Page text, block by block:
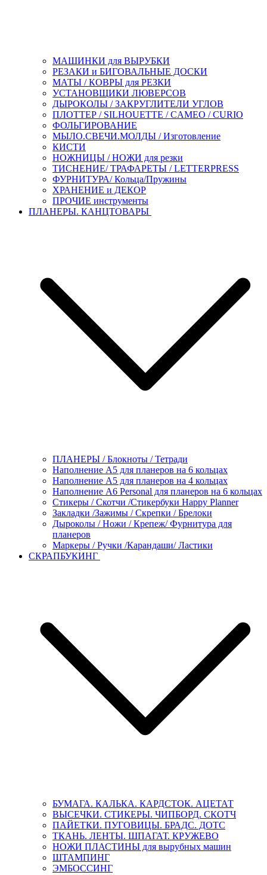
МАШИНКИ для ВЫРУБКИ
РЕЗАКИ и БИГОВАЛЬНЫЕ ДОСКИ
МАТЫ / КОВРЫ для РЕЗКИ
УСТАНОВЩИКИ ЛЮВЕРСОВ
ДЫРОКОЛЫ / ЗАКРУГЛИТЕЛИ УГЛОВ
ПЛОТТЕР / SILHOUETTE / CAMEO / CURIO
ФОЛЬГИРОВАНИЕ
МЫЛО.СВЕЧИ.МОЛДЫ / Изготовление
КИСТИ
НОЖНИЦЫ / НОЖИ для резки
ТИСНЕНИЕ/ ТРАФАРЕТЫ / LETTERPRESS
ФУРНИТУРА/ Кольца/Пружины
ХРАНЕНИЕ и ДЕКОР
ПРОЧИЕ инструменты
ПЛАНЕРЫ. КАНЦТОВАРЫ
ПЛАНЕРЫ / Блокноты / Тетради
Наполнение А5 для планеров на 6 кольцах
Наполнение А5 для планеров на 4 кольцах
Наполнение А6 Personal для планеров на 6 кольцах
Стикеры / Скотчи /Стикербуки Happy Planner
Закладки /Зажимы / Скрепки / Брелоки
Дыроколы / Ножи / Крепеж/ Фурнитура для
планеров
Маркеры / Ручки /Карандаши/ Ластики
СКРАПБУКИНГ
БУМАГА. КАЛЬКА. КАРДСТОК. АЦЕТАТ
ВЫСЕЧКИ. СТИКЕРЫ. ЧИПБОРД. СКОТЧ
ПАЙЕТКИ. ПУГОВИЦЫ. БРАДС. ДОТС
ТКАНЬ. ЛЕНТЫ. ШПАГАТ. КРУЖЕВО
НОЖИ ПЛАСТИНЫ для вырубных машин
ШТАМПИНГ
ЭМБОССИНГ